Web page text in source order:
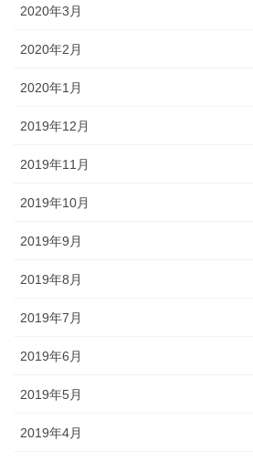
2020年3月
2020年2月
2020年1月
2019年12月
2019年11月
2019年10月
2019年9月
2019年8月
2019年7月
2019年6月
2019年5月
2019年4月